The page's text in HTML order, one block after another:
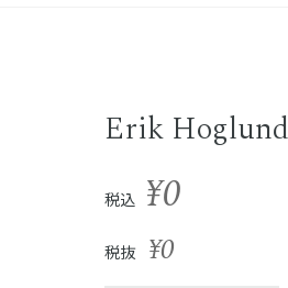
Erik
税込 ¥0
税抜 ¥0